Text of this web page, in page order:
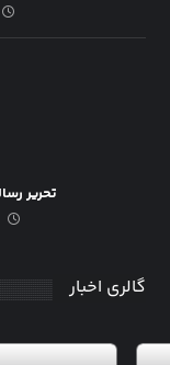
تحریر
گالری اخبار